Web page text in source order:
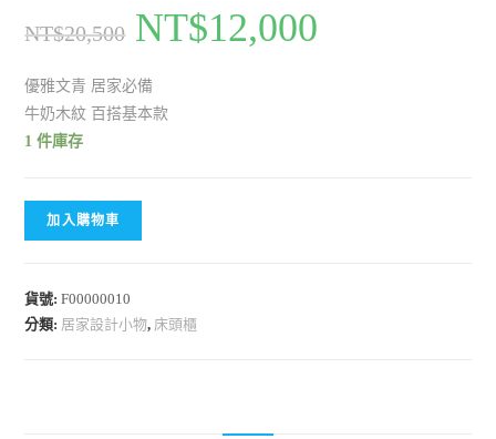
NT$20,500 NT$12,000
優雅文青 居家必備
牛奶木紋 百搭基本款
1 件庫存
加入購物車
貨號:F00000010
分類: 居家設計小物, 床頭櫃